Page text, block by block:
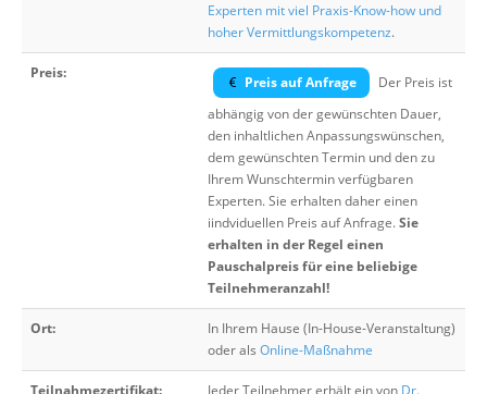
Experten mit viel Praxis-Know-how und
hoher Vermittlungskompetenz.
Preis:
Preis auf Anfrage
Der Preis ist
abhängig von der gewünschten Dauer,
den inhaltlichen Anpassungswünschen,
dem gewünschten Termin und den zu
Ihrem Wunschtermin verfügbaren
Experten. Sie erhalten daher einen
iindviduellen Preis auf Anfrage.Sie
erhalten in der Regel einen
Pauschalpreis für eine beliebige
Teilnehmeranzahl!
Ort:
In Ihrem Hause (In-House-Veranstaltung)
oder als Online-Maßnahme
Teilnahmezertifikat: Jeder Teilnehmer erhält ein von Dr.